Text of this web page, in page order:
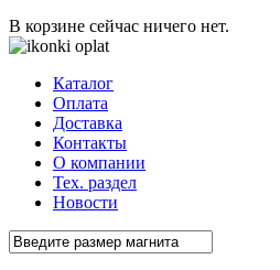
В корзине сейчас ничего нет.
Каталог
Оплата
Доставка
Контакты
О компании
Тех. раздел
Новости